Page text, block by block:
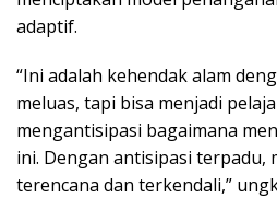
adaptif.
“Ini adalah kehendak alam
meluas, tapi bisa menjadi
mengantisipasi bagaimana
ini. Dengan antisipasi terpadu,
terencana dan terkendali,”